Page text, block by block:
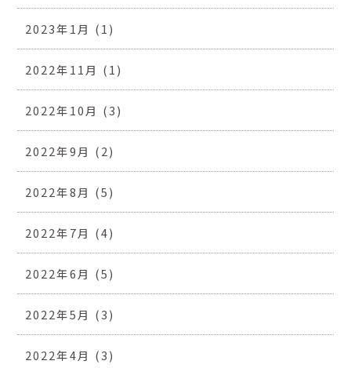
2023年1月 (1)
2022年11月 (1)
2022年10月 (3)
2022年9月 (2)
2022年8月 (5)
2022年7月 (4)
2022年6月 (5)
2022年5月 (3)
2022年4月 (3)